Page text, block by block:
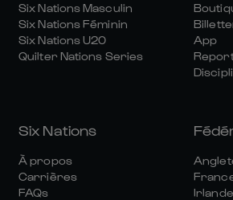
Six Nations Masculin
Six Nations Féminin
Six Nations U20
Quilter Nations Series
App
Six Nations
À propos
Carrières
FAQs
Irlande